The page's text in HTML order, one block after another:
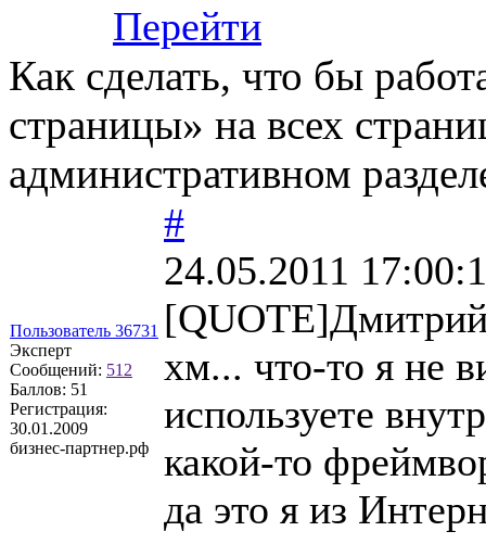
Перейти
Как сделать, что бы
страницы» на всех
административном
Пользователь 36731
Эксперт
Сообщений: 512
Баллов: 51
Регистрация:
30.01.2009
бизнес-партнер.рф
#
24.05.2011
хм... что-то я не
используете
какой-то
да это я из